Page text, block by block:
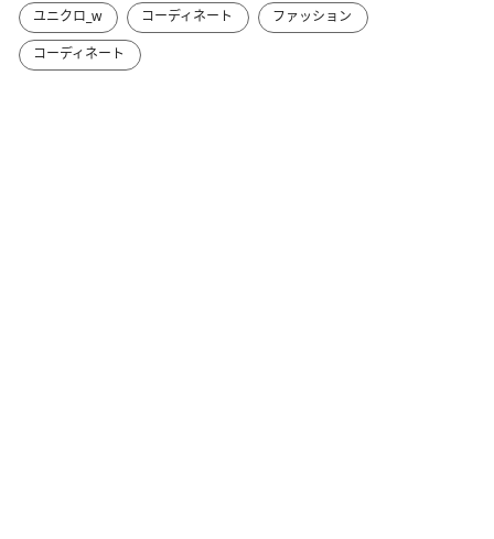
ユニクロ_w
コーディネート
ファッション
コーディネート